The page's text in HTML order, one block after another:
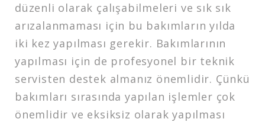
düzenli olarak çalışabilmeleri ve sık sık
arızalanmaması için bu bakımların yılda
iki kez yapılması gerekir. Bakımlarının
yapılması için de profesyonel bir teknik
servisten destek almanız önemlidir. Çünkü
bakımları sırasında yapılan işlemler çok
önemlidir ve eksiksiz olarak yapılması